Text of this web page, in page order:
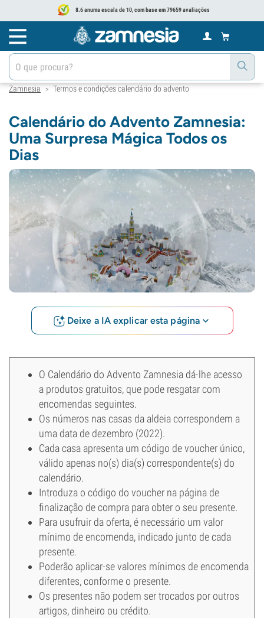
8.6 anuma escala de 10, com base em 79659 avaliações
Zamnesia > Termos e condições calendário do advento
Calendário do Advento Zamnesia:
Uma Surpresa Mágica Todos os
Dias
Deixe a IA explicar esta página
O Calendário do Advento Zamnesia dá-lhe acesso
a produtos gratuitos, que pode resgatar com
encomendas seguintes.
Os números nas casas da aldeia correspondem a
uma data de dezembro (2022).
Cada casa apresenta um código de voucher único,
válido apenas no(s) dia(s) correspondente(s) do
calendário.
Introduza o código do voucher na página de
finalização de compra para obter o seu presente.
Para usufruir da oferta, é necessário um valor
mínimo de encomenda, indicado junto de cada
presente.
Poderão aplicar-se valores mínimos de encomenda
diferentes, conforme o presente.
Os presentes não podem ser trocados por outros
artigos, dinheiro ou crédito.